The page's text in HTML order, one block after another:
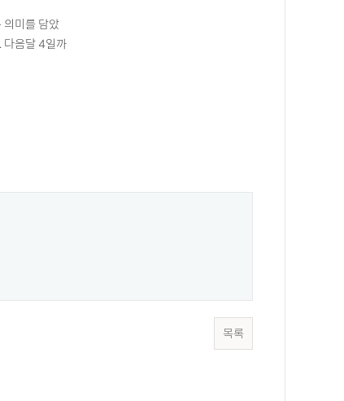
의미를 담았
다음달 4일까
목록